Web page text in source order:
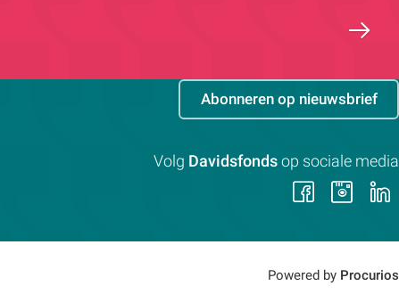
Abonneren op nieuwsbrief
Volg Davidsfonds op sociale media
Volg
op op
Powered by Procurios